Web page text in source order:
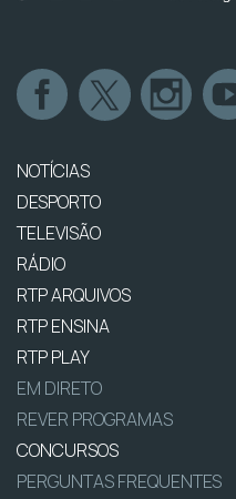
NOTÍCIAS
DESPORTO
TELEVISÃO
RÁDIO
RTP ARQUIVOS
RTP ENSINA
RTP PLAY
EM DIRETO
REVER PROGRAMAS
CONCURSOS
PERGUNTAS FREQUENTES